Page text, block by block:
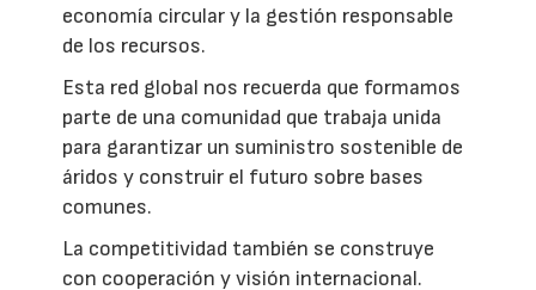
economía circular y la gestión responsable
de los recursos.
Esta red global nos recuerda que formamos
parte de una comunidad que trabaja unida
para garantizar un suministro sostenible de
áridos y construir el futuro sobre bases
comunes.
La competitividad también se construye
con cooperación y visión internacional.